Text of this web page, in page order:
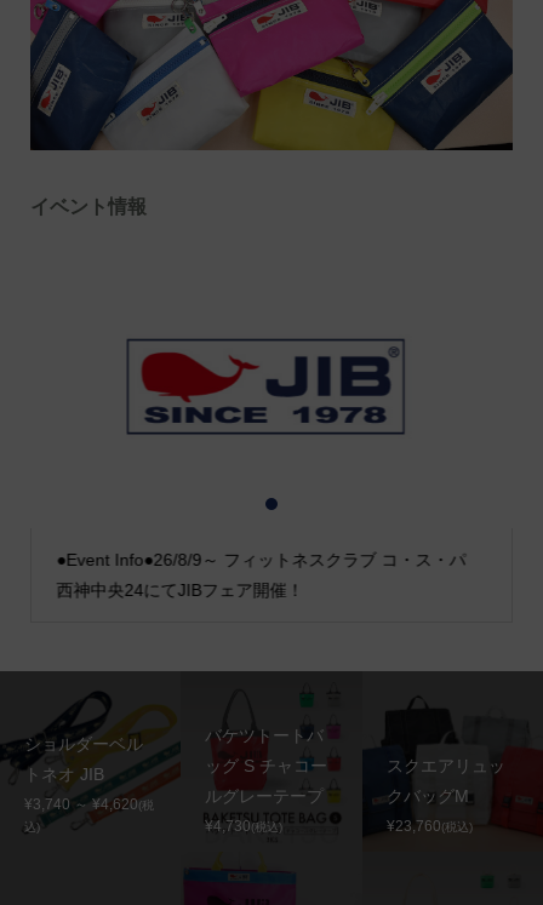
イベント情報
●Event Info●26/8/9～ フィットネスクラブ コ・ス・パ
西神中央24にてJIBフェア開催！
2
ショルダーベル
トネオ JIB
¥3,740 ～ ¥4,620(税
込)
バケツトートバ
ッグ S チャコー
ルグレーテープ
¥4,730(税込)
スクエアリュッ
クバッグM
¥23,760(税込)